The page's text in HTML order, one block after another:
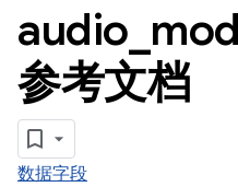
audio
参考文档
数据字段